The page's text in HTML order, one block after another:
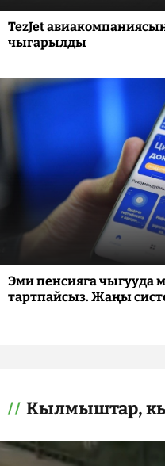
TezJet
чыгарылды
Эми пенсияга чыгууда
тартпайсыз. Жаңы
Кылмыштар,